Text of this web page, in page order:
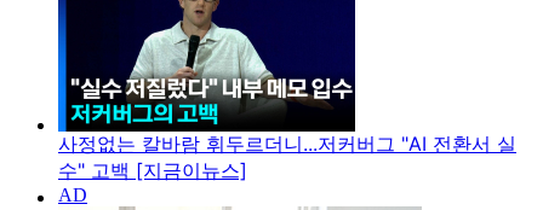
사정없는 칼바람 휘두르더니...저커버그 "AI 전환서 실
수" 고백 [지금이뉴스]